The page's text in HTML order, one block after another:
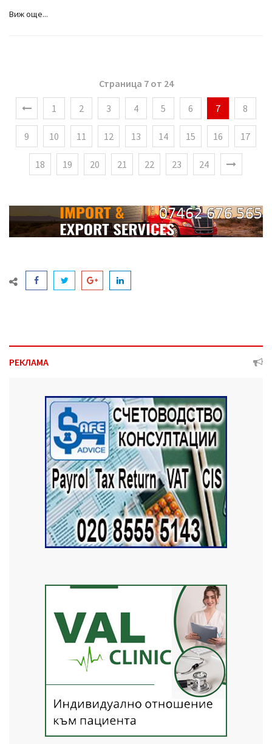
Виж още...
Страница 7 от 24
1 2 3 4 5 6 7 8
9 10 11 12 13 14 15 16 17
18 19 20 21 22 23 24
РЕКЛАМА